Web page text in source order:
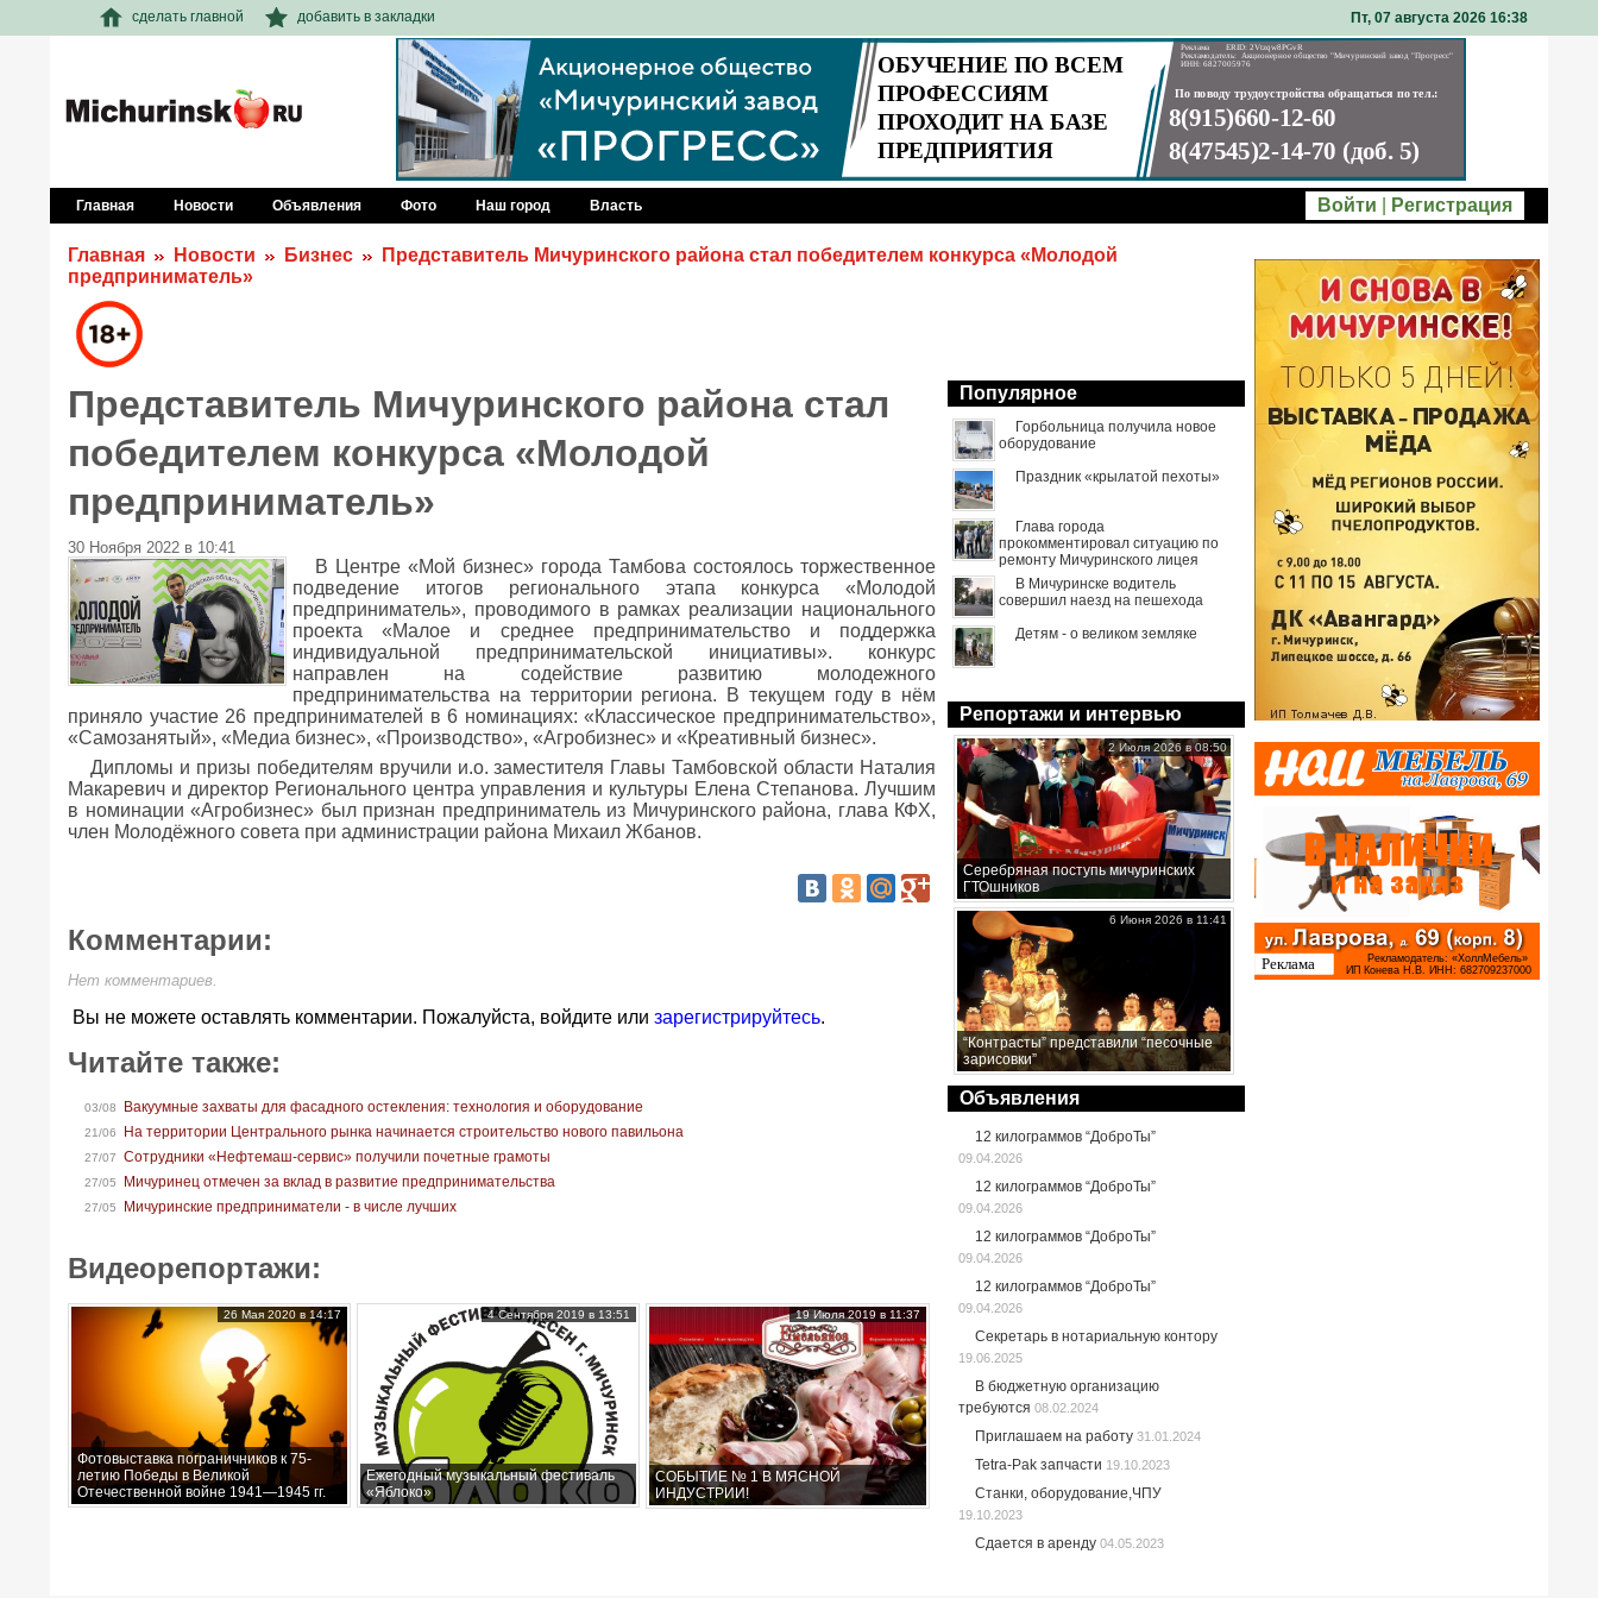
сделать главной добавить в закладки Пт, 07 августа 2026 16 38
Главная Новости Объявления Фото Наш город Власть Войти Регистрация
Главная Новости Бизнес
Представитель Мичуринского района стал победителем конкурса «Молодой
предприниматель»
Представитель Мичуринского района стал
победителем конкурса «Молодой
предприниматель»
30 Ноября 2022 в 10:41
В Центре «Мой бизнес» города Тамбова состоялось торжественное
подведение итогов регионального этапа конкурса «Молодой
предприниматель», проводимого в рамках реализации национального
проекта «Малое и среднее предпринимательство и поддержка
индивидуальной предпринимательской инициативы». конкурс
направлен на содействие развитию молодежного
предпринимательства на территории региона. В текущем году в нём
приняло участие 26 предпринимателей в 6 номинациях: «Классическое предпринимательство»,
«Самозанятый», «Медиа бизнес», «Производство», «Агробизнес» и «Креативный бизнес».
Дипломы и призы победителям вручили и.о. заместителя Главы Тамбовской области Наталия
Макаревич и директор Регионального центра управления и культуры Елена Степанова. Лучшим
в номинации «Агробизнес» был признан предприниматель из Мичуринского района, глава КФХ,
член Молодёжного совета при администрации района Михаил Жбанов.
Комментарии:
Нет комментариев.
Вы не можете оставлять комментарии. Пожалуйста, войдите или зарегистрируйтесь.
Читайте также:
03/08 Вакуумные захваты для фасадного остекления: технология и оборудование
21/06 На территории Центрального рынка начинается строительство нового павильона
27/07 Сотрудники «Нефтемаш-сервис» получили почетные грамоты
27/05 Мичуринец отмечен за вклад в развитие предпринимательства
27/05 Мичуринские предприниматели - в числе лучших
Видеорепортажи:
Фотовыставка пограничников к 75-
летию Победы в Великой
Отечественной войне 1941—1945 гг.
26 Мая 2020 в 14:17
Ежегодный музыкальный фестиваль
«Яблоко»
4 Сентября 2019 в 13:51
СОБЫТИЕ № 1 В МЯСНОЙ
ИНДУСТРИИ!
19 Июля 2019 в 11:37
Популярное
Горбольница получила новое
оборудование
Праздник «крылатой пехоты»
Глава города
прокомментировал ситуацию по
ремонту Мичуринского лицея
В Мичуринске водитель
совершил наезд на пешехода
Детям - о великом земляке
Репортажи и интервью
Серебряная поступь мичуринских
ГТОшников
2 Июля 2026 в 08:50
“Контрасты” представили “песочные
зарисовки”
6 Июня 2026 в 11:41
Объявления
12 килограммов “ДоброТы”
09.04.2026
12 килограммов “ДоброТы”
09.04.2026
12 килограммов “ДоброТы”
09.04.2026
12 килограммов “ДоброТы”
09.04.2026
Секретарь в нотариальную контору
19.06.2025
В бюджетную организацию
требуются 08.02.2024
Приглашаем на работу 31.01.2024
Tetra-Pak запчасти 19.10.2023
Станки, оборудование,ЧПУ
19.10.2023
Сдается в аренду 04.05.2023